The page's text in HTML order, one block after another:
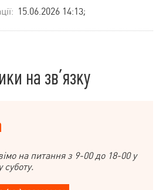
15.06.2026 14:13;
на зв’язку
на питання з 9-00 до 18-00 у
суботу.